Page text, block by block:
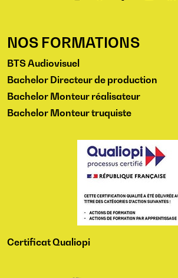
NOS FORMATIONS
BTS Audiovisuel
Bachelor Directeur de production
Bachelor Monteur réalisateur
Bachelor Monteur truquiste
Certificat Qualiopi